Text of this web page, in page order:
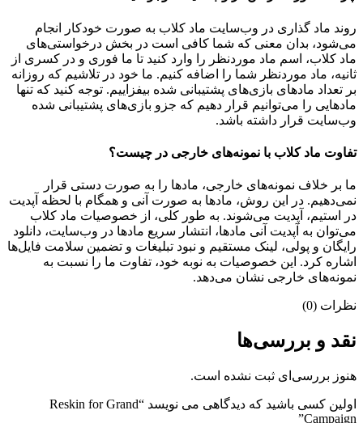
روند ماد گذاری در وب‌سایت ماد کلاب به صورت خودکار انجام
می‌شود، بدان معنی که شما کافی است در بخش درخواستی‌های
ماد کلاب، اسم ماد موردنظر را وارد کنید تا ما فوری و در کسری از
ثانیه، ماد موردنظر شما را اضافه کنیم. ما خود در تلاشیم که روزانه
بر تعداد مادهای بازی‌های پشتیبانی شده بیفزاییم. توجه کنید که تنها
مادهایی را می‌توانیم قرار دهیم که جزو بازی‌های پشتیبانی شده
وب‌سایت قرار داشته باشد.
تفاوت ماد کلاب با نمونه‌های خارجی در چیست؟
ما بر خلاف نمونه‌های خارجی، مادها را به صورت دستی قرار
نمی‌دهیم. در این روش، مادها به صورت آنی و همگام با لحظه آپدیت
در استیم، آپدیت می‌شوند. به طور کلی، از خصوصیات ماد کلاب
می‌‌توان به آپدیت آنی مادها، انتشار سریع مادها در وب‌سایت، دانلود
رایگان و پولی، لینک مستقیم و نبود تبلیغات و تضمین سلامت فایل‌ها
اشاره کرد. این خصوصیات به نوبه خود، تفاوت ما را نسبت به
نمونه‌های خارجی نشان می‌دهد.
نظرات (0)
نقد و بررسی‌ها
هنوز بررسی‌ای ثبت نشده است.
اولین کسی باشید که دیدگاهی می نویسد “Reskin for Grand
Campaign”